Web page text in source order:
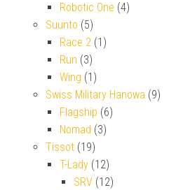
Robotic One (4)
Suunto (5)
Race 2 (1)
Run (3)
Wing (1)
Swiss Military Hanowa (9)
Flagship (6)
Nomad (3)
Tissot (19)
T-Lady (12)
SRV (12)